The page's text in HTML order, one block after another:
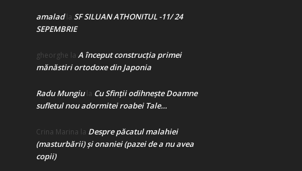
amaladla SF SILUAN ATHONITUL -11/ 24
SEPEMBRIE
gheorghe la A început construcţia primei
mănăstiri ortodoxe din Japonia
Radu Mungiula Cu Sfinții odihnește Doamne
sufletul nou adormitei roabei Tale…
Crina Marina la Despre păcatul malahiei
(masturbării) şi onaniei (pazei de a nu avea
copii)